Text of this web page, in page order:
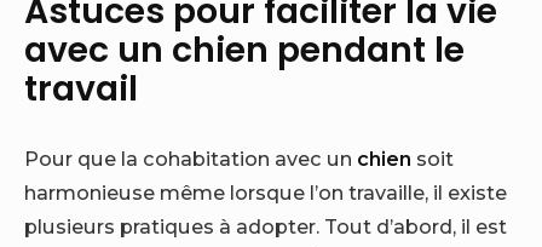
Astuces pour faciliter la vie
avec un chien pendant le
travail
Pour que la cohabitation avec un chien soit
harmonieuse même lorsque l’on travaille, il existe
plusieurs pratiques à adopter. Tout d’abord, il est